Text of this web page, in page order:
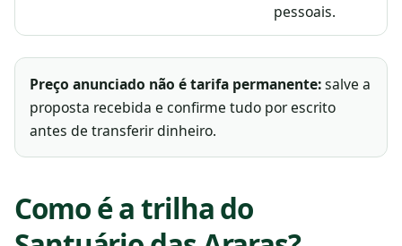
pessoais.
Preço anunciado não é tarifa permanente:salve a
proposta recebida e confirme tudo por escrito
antes de transferir dinheiro.
Como é a trilha do